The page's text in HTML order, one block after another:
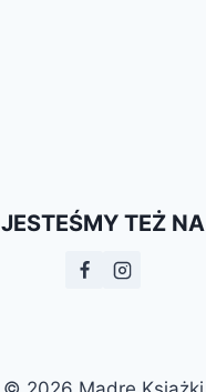
JESTEŚMY TEŻ NA